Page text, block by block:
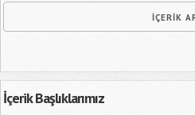
İçerik Başlıklarımız